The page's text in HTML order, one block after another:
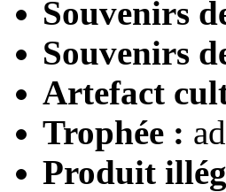
Souvenirs
Souvenirs
Artefact
Trophée :
Produit